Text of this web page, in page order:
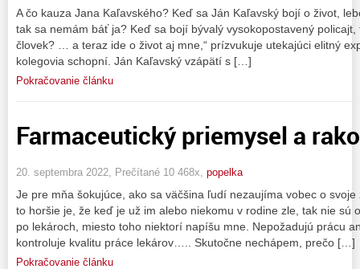
A čo kauza Jana Kaľavského? Keď sa Ján Kaľavský bojí o život,
tak sa nemám báť ja? Keď sa bojí bývalý vysokopostavený
človek? … a teraz ide o život aj mne,“ prízvukuje utekajúci elitný
kolegovia schopní. Ján Kaľavský vzápätí s […]
Pokračovanie článku
Farmaceutický priemysel a
20. septembra 2022, Prečítané 10 468x, popelka
Je pre mňa šokujúce, ako sa väčšina ľudí nezaujíma vobec o
to horšie je, že keď je už im alebo niekomu v rodine zle, tak nie sú
po lekároch, miesto toho niektorí napíšu mne. Nepožadujú prácu
kontroluje kvalitu práce lekárov….. Skutočne nechápem, prečo […]
Pokračovanie článku